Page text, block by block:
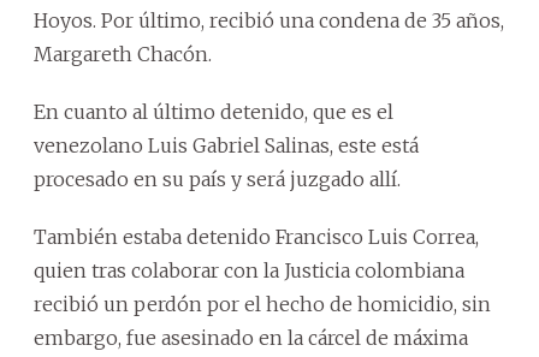
Hoyos. Por último, recibió una condena de 35 años,
Margareth Chacón.
En cuanto al último detenido, que es el
venezolano Luis Gabriel Salinas, este está
procesado en su país y será juzgado allí.
También estaba detenido Francisco Luis Correa,
quien tras colaborar con la Justicia colombiana
recibió un perdón por el hecho de homicidio, sin
embargo, fue asesinado en la cárcel de máxima